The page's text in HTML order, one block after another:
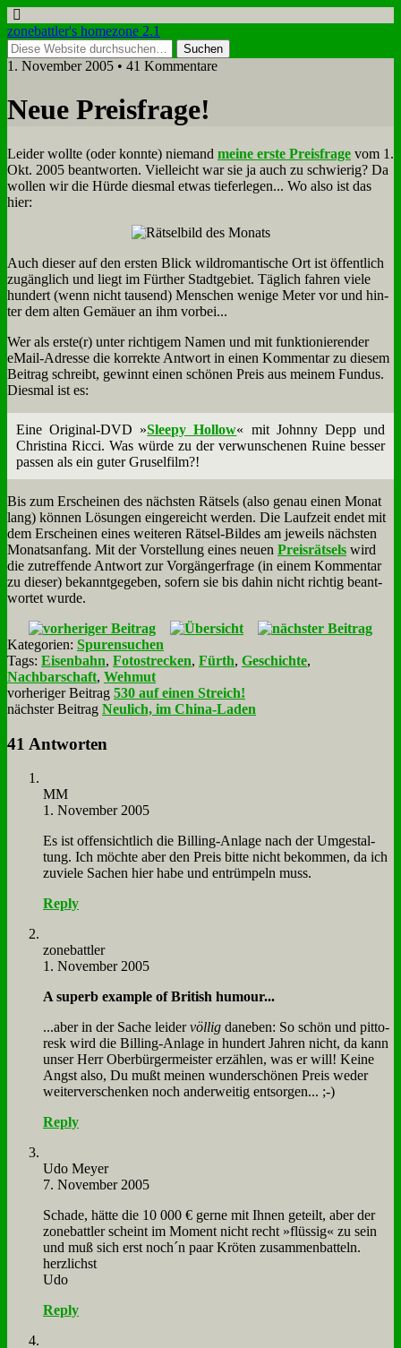
zonebattler's homezone 2.1
1. November 2005 • 41 Kommentare
Neue Preis­fra­ge!
Lei­der woll­te (oder konn­te) nie­mand mei­ne er­ste Preis­fra­ge vom 1.
Okt. 2005 be­ant­wor­ten. Viel­leicht war sie ja auch zu schwie­rig? Da
wol­len wir die Hür­de dies­mal et­was tie­fer­le­gen... Wo al­so ist das
hier:
Auch die­ser auf den er­sten Blick wild­ro­man­ti­sche Ort ist öf­fent­lich
zu­gäng­lich und liegt im Für­ther Stadt­ge­biet. Täg­lich fah­ren vie­le
hun­dert (wenn nicht tau­send) Men­schen we­ni­ge Me­ter vor und hin­
ter dem al­ten Ge­mäu­er an ihm vor­bei...
Wer als erste(r) un­ter rich­ti­gem Na­men und mit funk­tio­nie­ren­der
eMail-Adres­se die kor­rek­te Ant­wort in ei­nen Kom­men­tar zu die­sem
Bei­trag schreibt, ge­winnt ei­nen schö­nen Preis aus mei­nem Fun­dus.
Dies­mal ist es:
Ei­ne Ori­gi­nal-DVD »Slee­py Hol­low« mit John­ny Depp und
Chri­sti­na Ric­ci. Was wür­de zu der ver­wun­sche­nen Rui­ne bes­ser
pas­sen als ein gu­ter Gru­sel­film?!
Bis zum Er­schei­nen des näch­sten Rät­sels (al­so ge­nau ei­nen Mo­nat
lang) kön­nen Lö­sun­gen ein­ge­reicht wer­den. Die Lauf­zeit en­det mit
dem Er­schei­nen ei­nes wei­te­ren Rät­sel-Bil­des am je­weils näch­sten
Mo­nats­an­fang. Mit der Vor­stel­lung ei­nes neu­en Preis­rät­sels wird
die zu­tref­fen­de Ant­wort zur Vor­gän­ger­fra­ge (in ei­nem Kom­men­tar
zu die­ser) be­kannt­ge­ge­ben, so­fern sie bis da­hin nicht rich­tig be­ant­
wor­tet wur­de.
Kategorien: Spurensuchen
Tags: Eisenbahn, Fotostrecken, Fürth, Geschichte,
Nachbarschaft, Wehmut
vorheriger Beitrag 530 auf einen Streich!
nächster Beitrag Neulich, im China-Laden
41 Antworten
MM
1. November 2005
Es ist of­fen­sicht­lich die Bil­ling-An­la­ge nach der Um­ge­stal­
tung. Ich möch­te aber den Preis bit­te nicht be­kom­men, da ich
zu­vie­le Sa­chen hier ha­be und ent­rüm­peln muss.
Reply
zone­batt­ler
1. November 2005
A su­perb ex­am­p­le of Bri­tish hu­mour...
...aber in der Sa­che lei­dervöl­lig da­ne­ben: So schön und pit­to­
resk wird die Bil­ling-An­la­ge in hun­dert Jah­ren nicht, da kann
un­ser Herr Ober­bür­ger­mei­ster er­zäh­len, was er will! Kei­ne
Angst al­so, Du mußt mei­nen wun­der­schö­nen Preis we­der
wei­ter­ver­schen­ken noch an­der­wei­tig ent­sor­gen... ;-)
Reply
Udo Mey­er
7. November 2005
Scha­de, hät­te die 10 000 € ger­ne mit Ih­nen ge­teilt, aber der
zone­batt­ler scheint im Mo­ment nicht recht »flüs­sig« zu sein
und muß sich erst noch´n paar Krö­ten zu­sam­men­bat­teln.
herz­lichst
Udo
Reply